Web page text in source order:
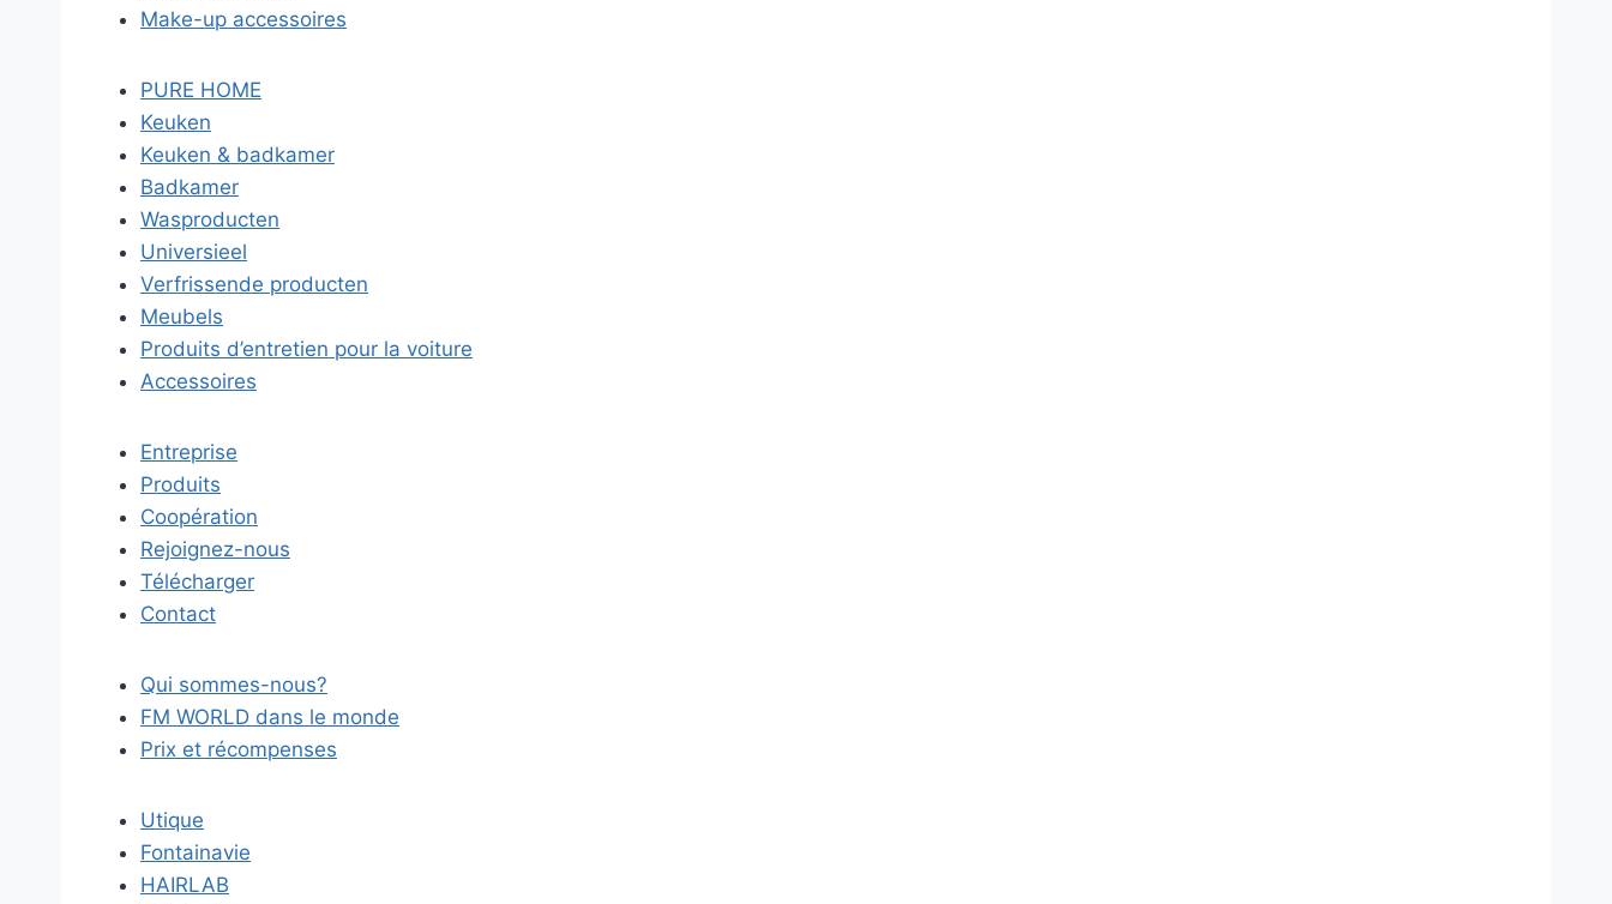
Make-up accessoires
PURE HOME
Keuken
Keuken & badkamer
Badkamer
Wasproducten
Universieel
Verfrissende producten
Meubels
Produits d’entretien pour la voiture
Accessoires
Entreprise
Produits
Coopération
Rejoignez-nous
Télécharger
Contact
Qui sommes-nous?
FM WORLD dans le monde
Prix et récompenses
Utique
Fontainavie
HAIRLAB